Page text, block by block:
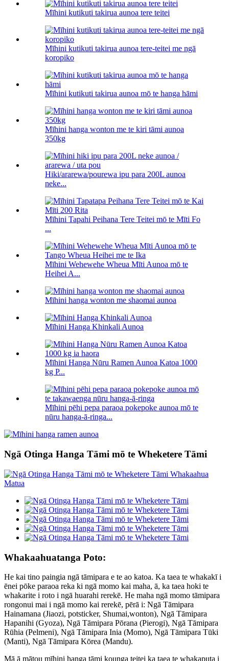
Mīhini kutikuti takirua aunoa tere teitei
Mīhini kutikuti takirua aunoa tere-teitei me ngā
koropiko
Mīhini kutikuti takirua aunoa mō te hanga hāmi
Mīhini hanga wonton me te kiri tāmi aunoa
350kg
Hiki/ararewa/pourewa ipu para 200L aunoa
neke...
Mīhini Tapahi Peihana Tere Teitei mō te Mīti Fo
...
Mīhini Wehewehe Wheua Mīti Aunoa mō te
Heihei A...
Mīhini hanga wonton me shaomai aunoa
Mīhini Hanga Khinkali Aunoa
Mīhini Hanga Nūru Ramen Aunoa Katoa 1000
kg P...
Mīhini pēhi pepa paraoa pokepoke aunoa mō te
nūru hanga-ā-ringa...
Ngā Otinga Hanga Tāmi mō te Wheketere Tāmi
Whakaahuatanga Poto:
He kai tino paingia ngā tāmipara e te ao katoa. Ka taea te whakakī i
ēnei pōke paraoa reka ki ngā momo kai maha, ā, ka taea hoki te
whakarite i roto i ngā huarahi rerekē. He maha ngā momo tāmipara
rongonui mai i ngā momo kai rerekē, pērā i: Ngā Tāmipara
Hainamana (Jiaozi, potsticker, Shumai,wonton), Ngā Tāmipara
Hapanihi (Gyoza), Ngā Tāmipara Pōrana (Pierogi), Ngā Tāmipara
Rūhia (Pelmeni), Ngā Tāmipara Inia (Momo), Ngā Tāmipara Tūki
(Manti), Ngā Tāmipara Kōrea (Mandu).
Mā ā mātou mīhini hanga tāmi kounga teitei ka taea te whakaputa i